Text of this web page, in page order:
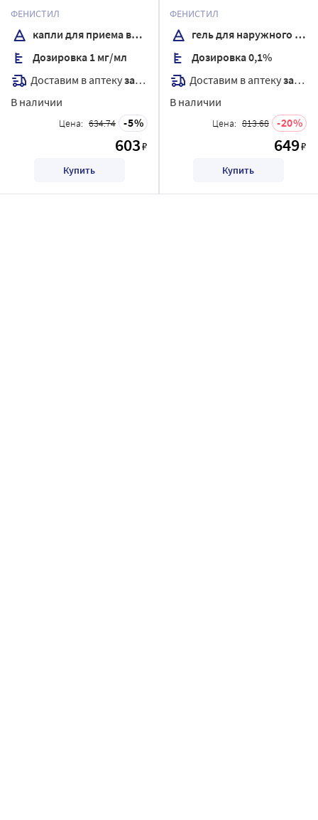
ФЕНИСТИЛ
капли для приема внутрь
Дозировка 1 мг/мл
Доставим в аптекузавтра
В наличии
Цена: 634.74 5
603₽
Купить
гр
ФЕНИСТИЛ
гель для наружного применения
Дозировка 0,1%
Доставим в аптекузавтра
В наличии
Цена: 813.68 20
649₽
Купить